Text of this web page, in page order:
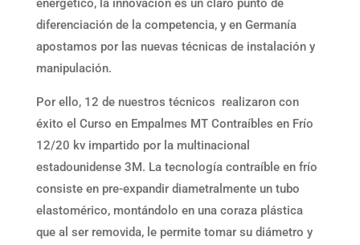
diferenciación de la competencia, y en Germanía
apostamos por las nuevas técnicas de instalación y
manipulación.
Por ello, 12 de nuestros técnicos realizaron con
éxito el Curso en Empalmes MT Contraíbles en Frío
12/20 kv impartido por la multinacional
estadounidense 3M. La tecnología contraíble en frío
consiste en pre-expandir diametralmente un tubo
elastomérico, montándolo en una coraza plástica
que al ser removida, le permite tomar su diámetro y